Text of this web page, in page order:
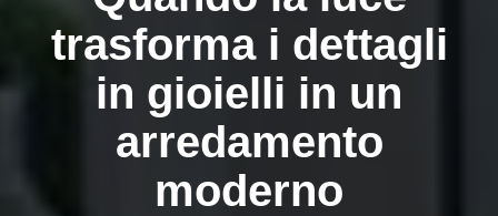
trasforma i dettagli
in gioielli in un
arredamento
moderno